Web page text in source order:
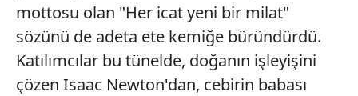
mottosu olan "Her icat yeni bir milat"
sözünü de adeta ete kemiğe büründürdü.
Katılımcılar bu tünelde, doğanın işleyişini
çözen Isaac Newton'dan, cebirin babası